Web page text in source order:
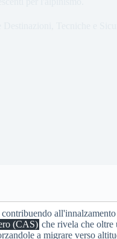
(CAS) che rivela che oltre
a migrare verso